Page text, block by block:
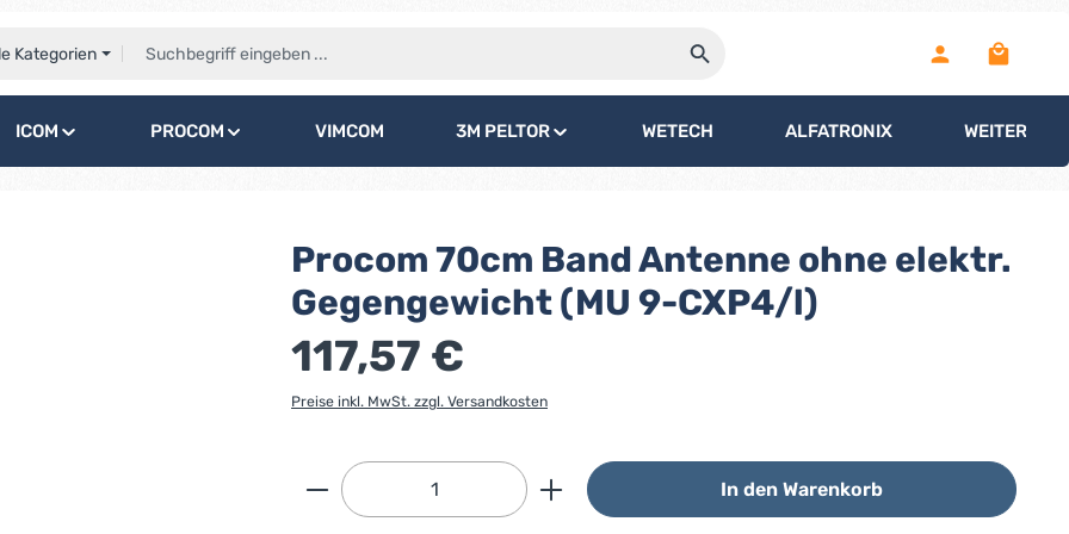
Kategorien
ICOM PROCOM VIMCOM 3M PELTOR WETECH ALFATRONIX WEITERE
Procom 70cm Band Antenne ohne elektr.
Gegengewicht (MU 9-CXP4/l)
117,57 €
Preise inkl. MwSt. zzgl. Versandkosten
Produkt Anzahl: Gib den gewünschten Wert ein oder
In den Warenkorb